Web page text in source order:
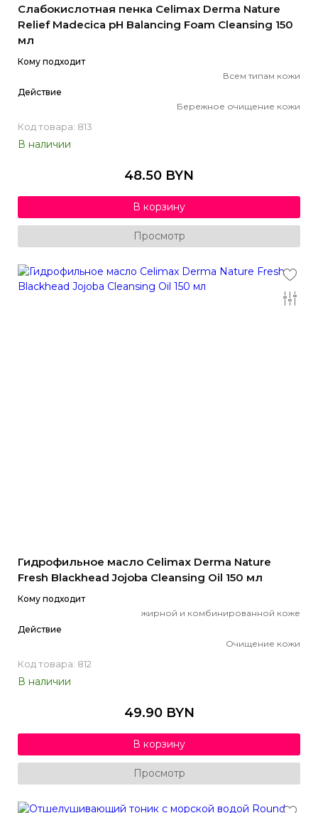
Слабокислотная пенка Celimax Derma Nature
Relief Madecica pH Balancing Foam Cleansing 150
мл
Кому подходит
Всем типам кожи
Действие
Бережное очищение кожи
Код товара: 813
В наличии
48.50 BYN
В корзину
Просмотр
Гидрофильное масло Celimax Derma Nature
Fresh Blackhead Jojoba Cleansing Oil 150 мл
Кому подходит
жирной и комбинированной коже
Действие
Очищение кожи
Код товара: 812
В наличии
49.90 BYN
В корзину
Просмотр